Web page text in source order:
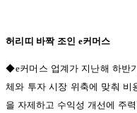
허리띠 바짝 조인 e커머스
◆e커머스 업계가 지난해 하반
체와 투자 시장 위축에 맞춰 비
을 자제하고 수익성 개선에 주